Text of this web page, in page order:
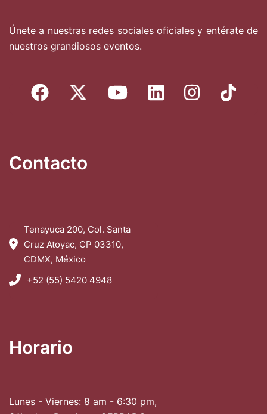
Únete a nuestras redes sociales oficiales y entérate de
nuestros grandiosos eventos.
Contacto
Tenayuca 200, Col. Santa
Cruz Atoyac, CP 03310,
CDMX, México
+52 (55) 5420 4948
Horario
Lunes - Viernes: 8 am - 6:30 pm,